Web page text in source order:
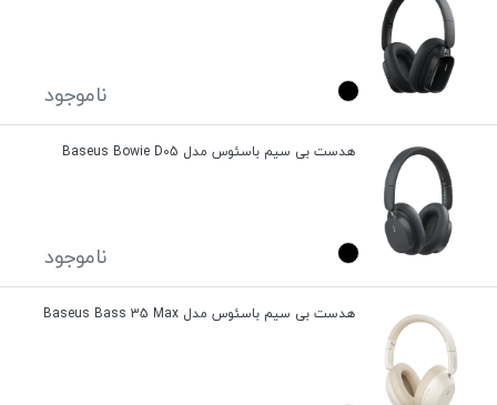
ناموجود
هدست بی سیم باسئوس مدل Baseus Bowie D05
ناموجود
هدست بی سیم باسئوس مدل Baseus Bass 35 Max